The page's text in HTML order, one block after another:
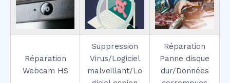
Réparation
Webcam HS
Suppression
Virus/Logiciel
malveillant/Lo
Réparation
Panne disque
dur/Données